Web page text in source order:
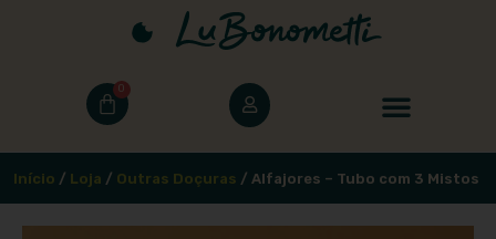
0
Início / Loja / Outras Doçuras / Alfajores – Tubo com 3 Mistos